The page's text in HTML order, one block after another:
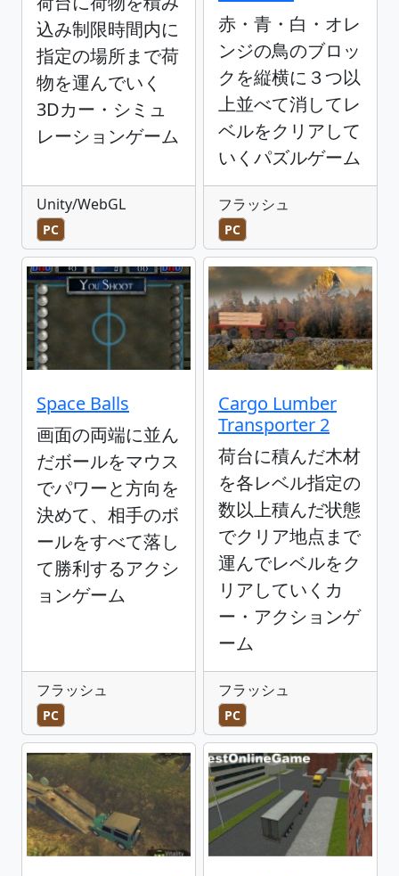
込み制限時間内に
指定の場所まで荷
物を運んでいく
3Dカー・シミュ
レーションゲーム
Unity/WebGL
PC
赤・青・白・オレ
ンジの鳥のブロッ
クを縦横に３つ以
上並べて消してレ
ベルをクリアして
いくパズルゲーム
フラッシュ
PC
Space Balls
画面の両端に並ん
だボールをマウス
でパワーと方向を
決めて、相手のボ
ールをすべて落し
て勝利するアクシ
ョンゲーム
フラッシュ
PC
Cargo Lumber
Transporter 2
荷台に積んだ木材
を各レベル指定の
数以上積んだ状態
でクリア地点まで
運んでレベルをク
リアしていくカ
ー・アクションゲ
ーム
フラッシュ
PC